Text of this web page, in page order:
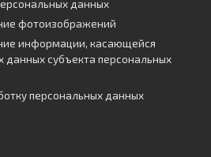
данных
фотоизображений
информации, касающейся
данных субъекта персональных
персональных данных